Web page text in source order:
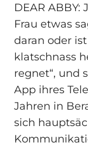
DEAR
Frau etwas
daran oder
klatschnass
regnet“, und
App ihres
Jahren in
sich